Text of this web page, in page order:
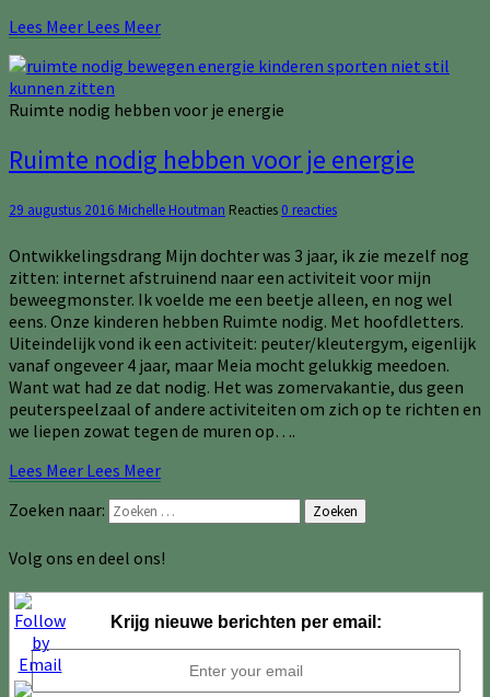
Lees Meer Lees Meer
Ruimte nodig hebben voor je energie
Ruimte nodig hebben voor je energie
29 augustus 2016 Michelle Houtman Reacties 0 reacties
Ontwikkelingsdrang Mijn dochter was 3 jaar, ik zie mezelf nog
zitten: internet afstruinend naar een activiteit voor mijn
beweegmonster. Ik voelde me een beetje alleen, en nog wel
eens. Onze kinderen hebben Ruimte nodig. Met hoofdletters.
Uiteindelijk vond ik een activiteit: peuter/kleutergym, eigenlijk
vanaf ongeveer 4 jaar, maar Meia mocht gelukkig meedoen.
Want wat had ze dat nodig. Het was zomervakantie, dus geen
peuterspeelzaal of andere activiteiten om zich op te richten en
we liepen zowat tegen de muren op….
Lees Meer Lees Meer
Zoeken naar:
Zoeken
Volg ons en deel ons!
Krijg nieuwe berichten per email: